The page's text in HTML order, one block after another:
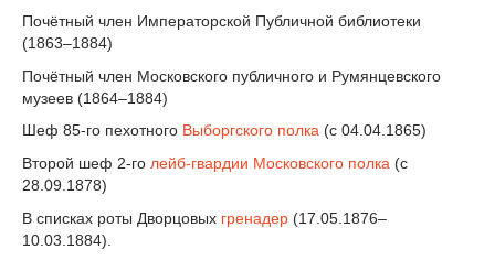
Почётный член Императорской Публичной библиотеки
(1863–1884)
Почётный член Московского публичного и Румянцевского
музеев (1864–1884)
Шеф 85-го пехотного Выборгского полка (с 04.04.1865)
Второй шеф 2-го лейб-гвардии Московского полка (с
28.09.1878)
В списках роты Дворцовых гренадер (17.05.1876–
10.03.1884).